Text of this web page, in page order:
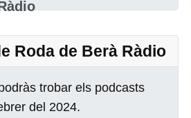
Roda de Berà Ràdio
trobar els podcasts
del 2024.